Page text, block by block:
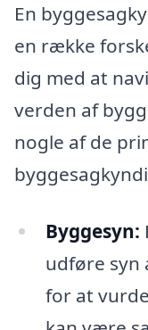
En
en række
dig med at
verden af
nogle af de
Byggesyn:
udføre syn
for at